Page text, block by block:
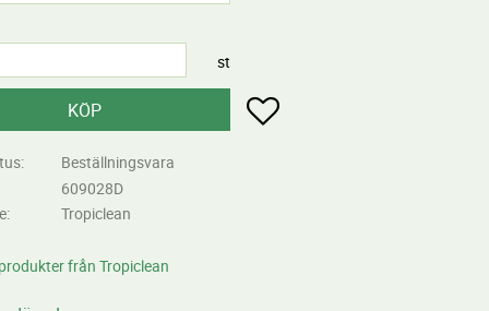
st
KÖP Lägg till i favoriter
Beställningsvara
609028D
Tropiclean
från Tropiclean